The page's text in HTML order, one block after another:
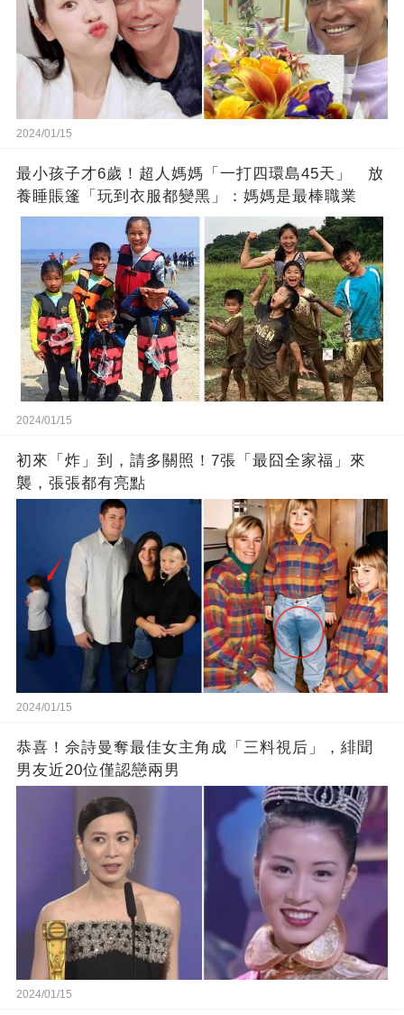
2024/01/15
最小孩子才6歲！超人媽媽「一打四環島45天」 放
養睡賬篷「玩到衣服都變黑」：媽媽是最棒職業
2024/01/15
初來「炸」到，請多關照！7張「最囧全家福」來
襲，張張都有亮點
2024/01/15
恭喜！佘詩曼奪最佳女主角成「三料視后」，緋聞
男友近20位僅認戀兩男
2024/01/15